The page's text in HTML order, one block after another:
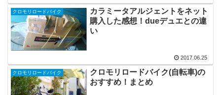
クロモリロードバイク
カラミータアルジェントをネット
購入した感想！dueデュエとの違
い
2017.06.25
クロモリロードバイク
クロモリロードバイク(自転車)の
おすすめ！まとめ